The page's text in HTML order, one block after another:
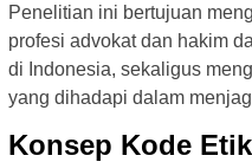
Penelitian ini bertujuan
profesi advokat dan hakim
di Indonesia, sekaligus
yang dihadapi dalam
Konsep Kode